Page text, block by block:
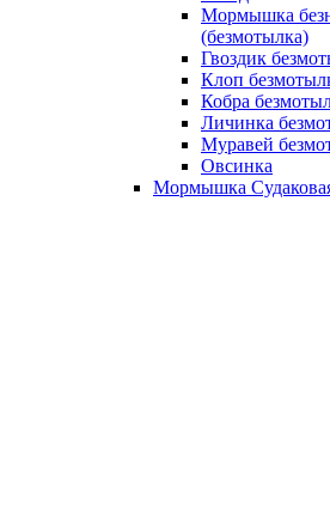
Мормышка
(безмотылка)
Гвоздик
Клоп
Кобра
Личинка
Муравей
Овсинка
Мормышка